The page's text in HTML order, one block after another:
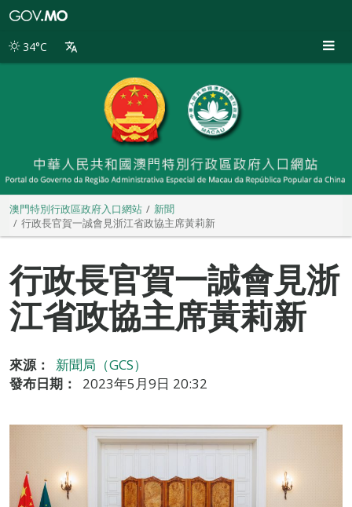
別
34°C
澳門特別行政區政府入口網站
新聞
行政長官賀一誠會見浙江省政協主席黃莉新
行政長官賀一誠會見浙
江省政協主席黃莉新
來源：
新聞局（GCS）
發布日期：
2023年5月9日 20:32